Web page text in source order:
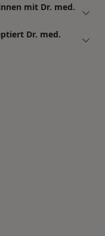
mit Dr. med.
Dr. med.